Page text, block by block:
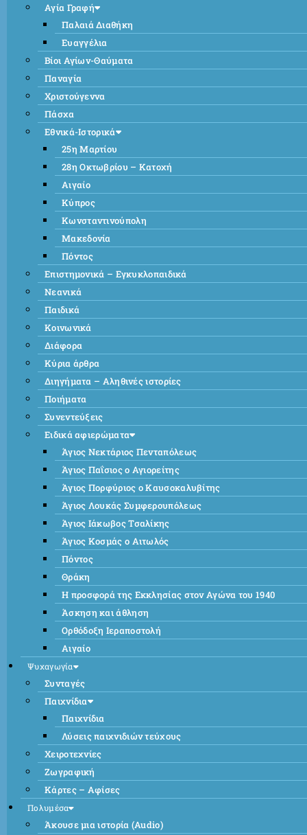
Αγία Γραφή
Παλαιά Διαθήκη
Ευαγγέλια
Βίοι Αγίων-Θαύματα
Παναγία
Χριστούγεννα
Πάσχα
Εθνικά-Ιστορικά
25η Μαρτίου
28η Οκτωβρίου – Κατοχή
Αιγαίο
Κύπρος
Κωνσταντινούπολη
Μακεδονία
Πόντος
Επιστημονικά – Εγκυκλοπαιδικά
Νεανικά
Παιδικά
Κοινωνικά
Διάφορα
Κύρια άρθρα
Διηγήματα – Αληθινές ιστορίες
Ποιήματα
Συνεντεύξεις
Ειδικά αφιερώματα
Άγιος Νεκτάριος Πενταπόλεως
Άγιος Παΐσιος ο Αγιορείτης
Άγιος Πορφύριος ο Καυσοκαλυβίτης
Άγιος Λουκάς Συμφερουπόλεως
Άγιος Ιάκωβος Τσαλίκης
Άγιος Κοσμάς ο Αιτωλός
Πόντος
Θράκη
Η προσφορά της Εκκλησίας στον Αγώνα του 1940
Άσκηση και άθληση
Ορθόδοξη Ιεραποστολή
Αιγαίο
Ψυχαγωγία
Συνταγές
Παιχνίδια
Παιχνίδια
Λύσεις παιχνιδιών τεύχους
Χειροτεχνίες
Ζωγραφική
Κάρτες – Αφίσες
Πολυμέσα
Άκουσε μια ιστορία (Audio)